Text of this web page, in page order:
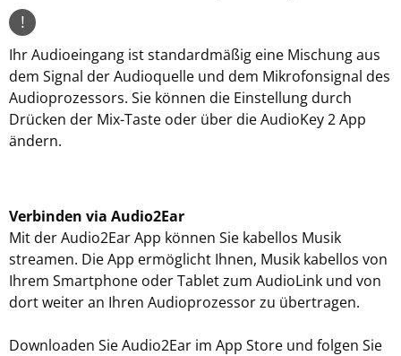
!
Ihr Audioeingang ist standardmäßig eine Mischung aus
dem Signal der Audioquelle und dem Mikrofonsignal des
Audioprozessors. Sie können die Einstellung durch
Drücken der Mix-Taste oder über die AudioKey 2 App
ändern.
Verbinden via Audio2Ear
Mit der Audio2Ear App können Sie kabellos Musik
streamen. Die App ermöglicht Ihnen, Musik kabellos von
Ihrem Smartphone oder Tablet zum AudioLink und von
dort weiter an Ihren Audioprozessor zu übertragen.
Downloaden Sie Audio2Ear im App Store und folgen Sie